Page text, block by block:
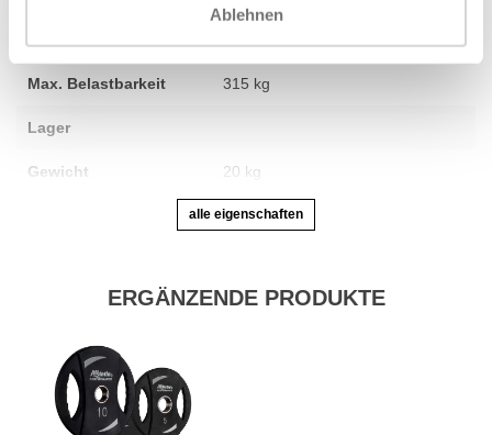
Ablehnen
50 mm
Max. Belastbarkeit 315 kg
Lager
Gewicht 20 kg
alle eigenschaften
ERGÄNZENDE PRODUKTE